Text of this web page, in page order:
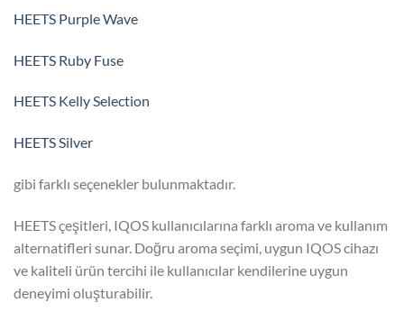
HEETS Purple Wave
HEETS Ruby Fuse
HEETS Kelly Selection
HEETS Silver
gibi farklı seçenekler bulunmaktadır.
HEETS çeşitleri, IQOS kullanıcılarına farklı aroma ve kullanım
alternatifleri sunar. Doğru aroma seçimi, uygun IQOS cihazı
ve kaliteli ürün tercihi ile kullanıcılar kendilerine uygun
deneyimi oluşturabilir.